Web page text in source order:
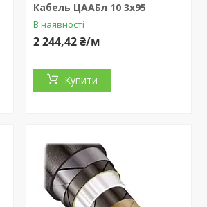
Кабель ЦААБл 10 3x95
В наявності
2 244,42 ₴/м
Купити